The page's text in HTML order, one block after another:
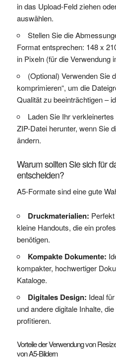
in das Upload-Feld ziehen
auswählen.
Stellen Sie die
Format entsprechen: 148 x
in Pixeln (für die Verwendung
(Optional) Verwenden Sie
komprimieren“, um die
Qualität zu beeinträchtigen –
Laden Sie Ihr
ZIP-Datei herunter, wenn Sie
ändern.
Warum sollten Sie sich für
entscheiden?
A5-Formate sind eine gute
Druckmaterialien:
kleine Handouts, die ein
benötigen.
Kompakte Dokumente:
kompakter, hochwertiger
Kataloge.
Digitales Design: Ideal
und andere digitale Inhalte,
profitieren.
Vorteile der Verwendung von
von A5-Bildern